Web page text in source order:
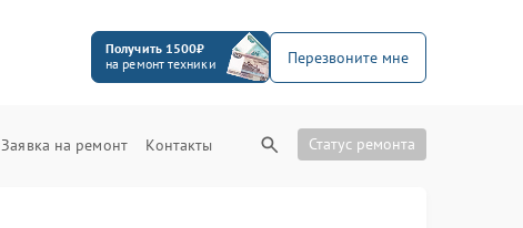
Получить 1500₽
на ремонт техники
Перезвоните мне
Заявка на ремонт Контакты Статус ремонта